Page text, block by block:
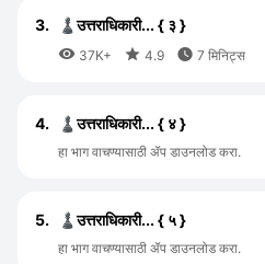
3. ♟️उत्तराधिकारी... { ३ }
 37K+  4.9  7 मिनिट्स
4. ♟️उत्तराधिकारी... { ४ }
हा भाग वाचण्यासाठी ॲप डाउनलोड करा.
5. ♟️उत्तराधिकारी... { ५ }
हा भाग वाचण्यासाठी ॲप डाउनलोड करा.